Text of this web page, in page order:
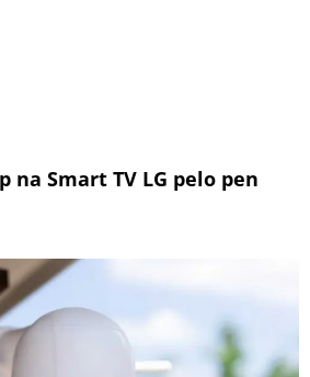
na Smart TV LG pelo pen